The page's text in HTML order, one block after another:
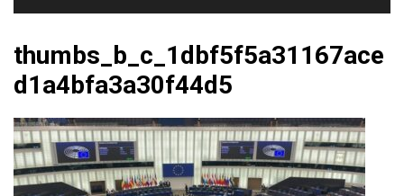
thumbs_b_c_1dbf5f5a31167ace
d1a4bfa3a30f44d5